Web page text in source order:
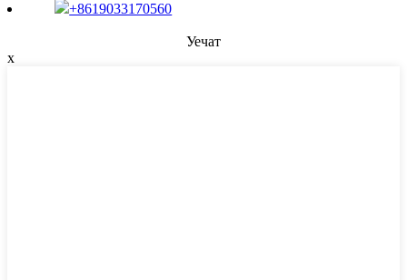
+8619033170560
Уечат
x